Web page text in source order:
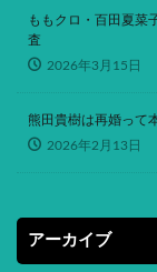
ももクロ・百田夏菜
査
2026年3月15日
熊田貴樹は再婚って
2026年2月13日
アーカイブ